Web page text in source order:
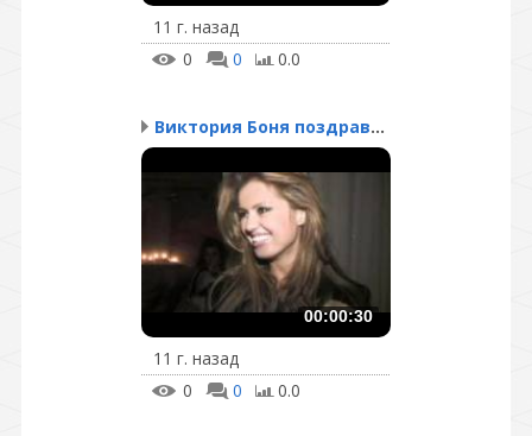
11 г. назад
0
0 0.0
Виктория Боня поздравля...
00:00:30
11 г. назад
0
0 0.0